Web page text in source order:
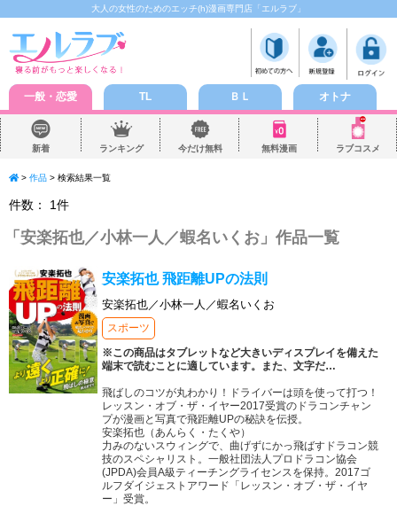
大人の女性のためのエッチ(h)漫画専門店「エルラブ」
一般・恋愛 TL ＢＬ オトナ
新着 ランキング 今だけ無料 無料漫画 ラブコスメ
> 作品 > 検索結果一覧
件数： 1件
「 安楽拓也／小林一人／蝦名いくお 」作品一覧
安楽拓也 飛距離UPの法則
安楽拓也／小林一人／蝦名いくお
スポーツ
※この商品はタブレットなど大きいディスプレイを備えた
端末で読むことに適しています。また、文字だ…
飛ばしのコツが丸わかり！ドライバーは頭を使って打つ！
レッスン・オブ・ザ・イヤー2017受賞のドラコンチャン
プが漫画と写真で飛距離UPの秘訣を伝授。
安楽拓也（あんらく・たくや）
力みのないスウィングで、曲げずにかっ飛ばすドラコン競
技のスペシャリスト。一般社団法人プロドラコン協会
(JPDA)会員A級ティーチングライセンスを保持。2017ゴ
ルフダイジェストアワード「レッスン・オブ・ザ・イヤ
ー」受賞。